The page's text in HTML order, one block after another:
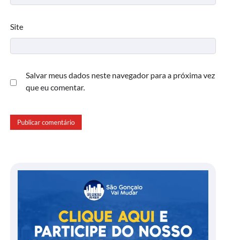
Site
Salvar meus dados neste navegador para a próxima vez
que eu comentar.